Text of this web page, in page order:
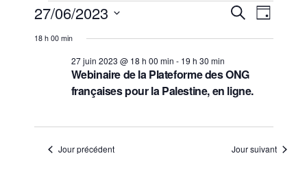
Recherche
et
navigation
Évènements
Recherche
de
vues
Jour
27/06/2023
une
18 h 00 min
Webinaire de la Plateforme des ONG
françaises pour la Palestine, en ligne.
27 juin 2023 @ 18 h 00 min - 19 h 30 min
Jour précédent Jour suivant